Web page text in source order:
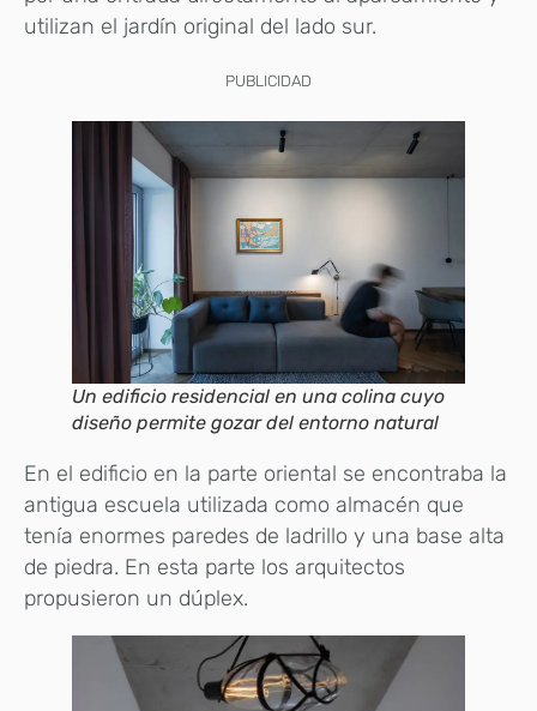
utilizan el jardín original del lado sur.
PUBLICIDAD
Un edificio residencial en una colina cuyo
diseño permite gozar del entorno natural
En el edificio en la parte oriental se encontraba la
antigua escuela utilizada como almacén que
tenía enormes paredes de ladrillo y una base alta
de piedra. En esta parte los arquitectos
propusieron un dúplex.